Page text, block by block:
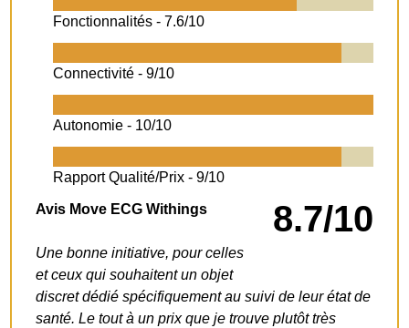
Fonctionnalités -7.6/10
Connectivité -9/10
Autonomie - 10/10
Rapport Qualité/Prix -9/10
8.7/10
Avis Move ECG Withings
Une bonne initiative, pour celles
et ceux qui souhaitent un objet
discret dédié spécifiquement au suivi de leur état de
santé. Le tout à un prix que je trouve plutôt très